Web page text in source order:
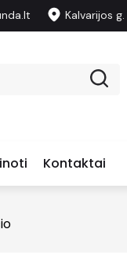
Kalvarijos g.
Kontaktai